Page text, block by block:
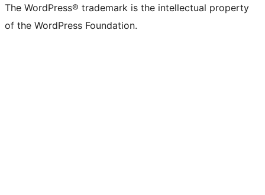
The WordPress® trademark is the intellectual property
of the WordPress Foundation.